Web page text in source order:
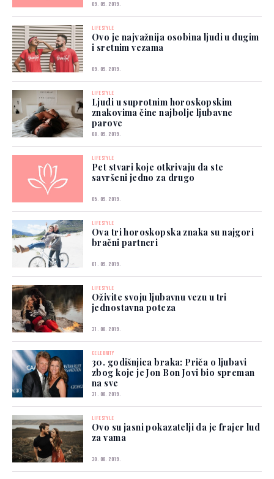
09. 09. 2019.
LIFESTYLE
Ovo je najvažnija osobina ljudi u dugim
i sretnim vezama
09. 09. 2019.
LIFESTYLE
Ljudi u suprotnim horoskopskim
znakovima čine najbolje ljubavne
parove
08. 09. 2019.
LIFESTYLE
Pet stvari koje otkrivaju da ste
savršeni jedno za drugo
05. 09. 2019.
LIFESTYLE
Ova tri horoskopska znaka su najgori
bračni partneri
01. 09. 2019.
LIFESTYLE
Oživite svoju ljubavnu vezu u tri
jednostavna poteza
31. 08. 2019.
CELEBRITY
30. godišnjica braka: Priča o ljubavi
zbog koje je Jon Bon Jovi bio spreman
na sve
31. 08. 2019.
LIFESTYLE
Ovo su jasni pokazatelji da je frajer lud
za vama
30. 08. 2019.